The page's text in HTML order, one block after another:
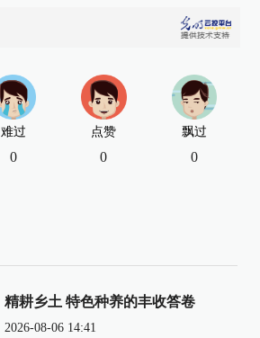
难过
0
点赞
0
飘过
0
精耕乡土 特色种养的丰收答卷
2026-08-06 14:41